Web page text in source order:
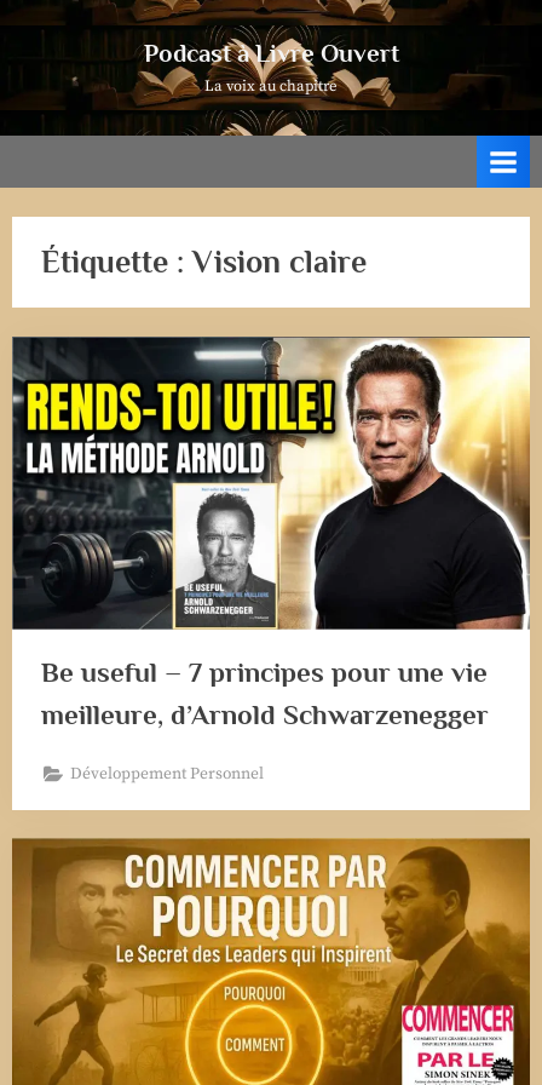
Podcast à Livre Ouvert
La voix au chapitre
Étiquette :Vision claire
Be useful – 7 principes pour une vie
meilleure, d’Arnold Schwarzenegger
Développement Personnel